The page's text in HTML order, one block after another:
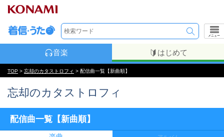
メニュー
音楽 はじめて
TOP > 忘却のカタストロフィ > 配信曲一覧【新曲順】
忘却のカタストロフィ
配信曲一覧【新曲順】